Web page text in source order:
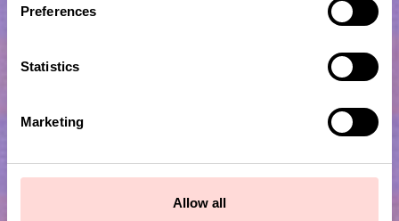
Preferences
Statistics
Marketing
Allow all
Prenumerera på vårt nyhetsbrev!